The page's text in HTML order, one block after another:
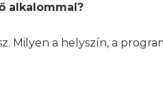
alkalommal?
Milyen a helyszín, a